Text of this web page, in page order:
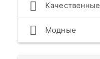
Качественные
Модные